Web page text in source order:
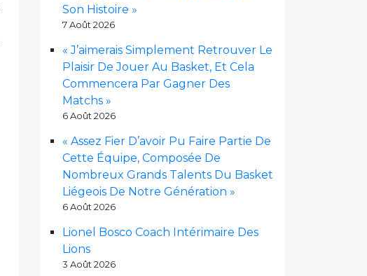
Son Histoire »
7 Août 2026
« J’aimerais Simplement Retrouver Le
Plaisir De Jouer Au Basket, Et Cela
Commencera Par Gagner Des
Matchs »
6 Août 2026
« Assez Fier D’avoir Pu Faire Partie De
Cette Équipe, Composée De
Nombreux Grands Talents Du Basket
Liégeois De Notre Génération »
6 Août 2026
Lionel Bosco Coach Intérimaire Des
Lions
3 Août 2026